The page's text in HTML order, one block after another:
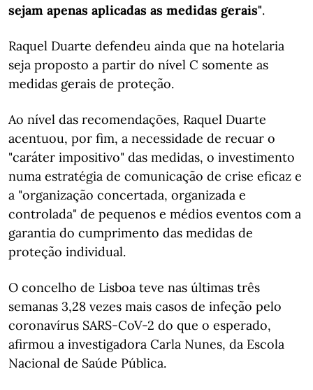
sejam apenas aplicadas as medidas gerais".
Raquel Duarte defendeu ainda que na hotelaria
seja proposto a partir do nível C somente as
medidas gerais de proteção.
Ao nível das recomendações, Raquel Duarte
acentuou, por fim, a necessidade de recuar o
"caráter impositivo" das medidas, o investimento
numa estratégia de comunicação de crise eficaz e
a "organização concertada, organizada e
controlada" de pequenos e médios eventos com a
garantia do cumprimento das medidas de
proteção individual.
O concelho de Lisboa teve nas últimas três
semanas 3,28 vezes mais casos de infeção pelo
coronavírus SARS-CoV-2 do que o esperado,
afirmou a investigadora Carla Nunes, da Escola
Nacional de Saúde Pública.